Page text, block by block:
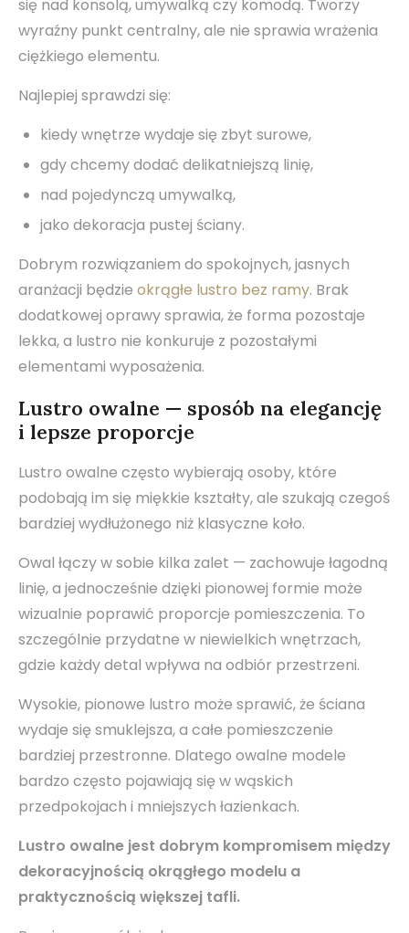
się nad konsolą, umywalką czy komodą. Tworzy
wyraźny punkt centralny, ale nie sprawia wrażenia
ciężkiego elementu.
Najlepiej sprawdzi się:
kiedy wnętrze wydaje się zbyt surowe,
gdy chcemy dodać delikatniejszą linię,
nad pojedynczą umywalką,
jako dekoracja pustej ściany.
Dobrym rozwiązaniem do spokojnych, jasnych
aranżacji będzie okrągłe lustro bez ramy. Brak
dodatkowej oprawy sprawia, że forma pozostaje
lekka, a lustro nie konkuruje z pozostałymi
elementami wyposażenia.
Lustro owalne — sposób na elegancję
i lepsze proporcje
Lustro owalne często wybierają osoby, które
podobają im się miękkie kształty, ale szukają czegoś
bardziej wydłużonego niż klasyczne koło.
Owal łączy w sobie kilka zalet — zachowuje łagodną
linię, a jednocześnie dzięki pionowej formie może
wizualnie poprawić proporcje pomieszczenia. To
szczególnie przydatne w niewielkich wnętrzach,
gdzie każdy detal wpływa na odbiór przestrzeni.
Wysokie, pionowe lustro może sprawić, że ściana
wydaje się smuklejsza, a całe pomieszczenie
bardziej przestronne. Dlatego owalne modele
bardzo często pojawiają się w wąskich
przedpokojach i mniejszych łazienkach.
Lustro owalne jest dobrym kompromisem między
dekoracyjnością okrągłego modelu a
praktycznością większej tafli.